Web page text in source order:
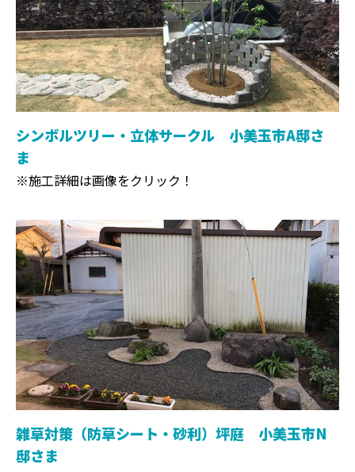
シンボルツリー・立体サークル 小美玉市A邸さ
ま
※施工詳細は画像をクリック！
雑草対策（防草シート・砂利）坪庭 小美玉市N
邸さま